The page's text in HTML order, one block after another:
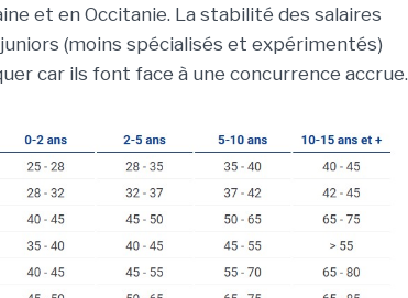
et en Occitanie. La stabilité des salaires
(moins spécialisés et expérimentés)
car ils font face à une concurrence accrue.